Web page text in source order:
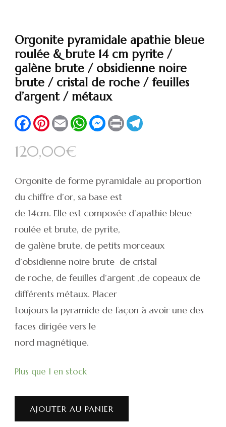
Orgonite pyramidale apathie bleue
roulée & brute 14 cm pyrite /
galène brute / obsidienne noire
brute / cristal de roche / feuilles
d’argent / métaux
FacebookPinterest
Email WhatsApp
Messenger
Print
120,00€
Orgonite de forme pyramidale au proportion
du chiffre d’or, sa base est
de 14cm. Elle est composée d’apathie bleue
roulée et brute, de pyrite,
de galène brute, de petits morceaux
d’obsidienne noire brute de cristal
de roche, de feuilles d’argent ,de copeaux de
différents métaux. Placer
toujours la pyramide de façon à avoir une des
faces dirigée vers le
nord magnétique.
Plus que 1 en stock
AJOUTER AU PANIER